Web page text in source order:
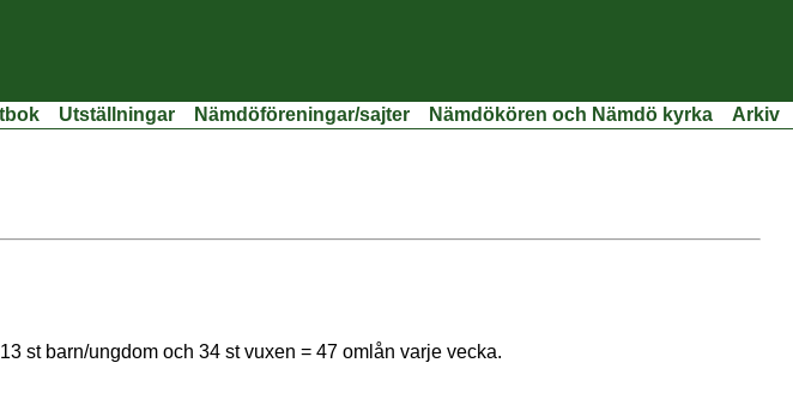
Utställningar Nämdöföreningar/sajter Nämdökören och Nämdö kyrka Arkiv
st barn/ungdom och 34 st vuxen = 47 omlån varje vecka.